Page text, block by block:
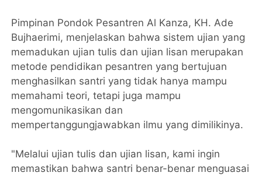
Pimpinan Pondok Pesantren Al Kanza, KH. Ade
Bujhaerimi, menjelaskan bahwa sistem ujian yang
memadukan ujian tulis dan ujian lisan merupakan
metode pendidikan pesantren yang bertujuan
menghasilkan santri yang tidak hanya mampu
memahami teori, tetapi juga mampu
mengomunikasikan dan
mempertanggungjawabkan ilmu yang dimilikinya.
"Melalui ujian tulis dan ujian lisan, kami ingin
memastikan bahwa santri benar-benar menguasai